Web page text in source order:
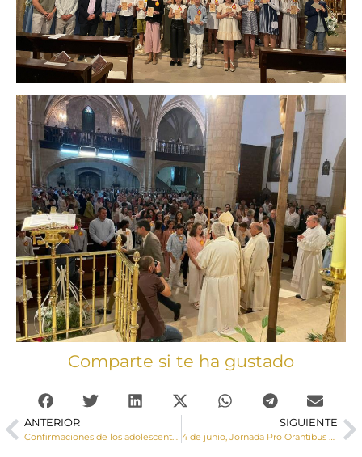
Comparte si te ha gustado
ANTERIOR
Confirmaciones de los adolescentes de las parroquias de Villalpardo, Villarta y El Herrumblar en el Santuario de Ntra. Sra. de Consolación
SIGUIENTE
4 de junio, Jornada Pro Orantibus con el lema «Generar esperanza»